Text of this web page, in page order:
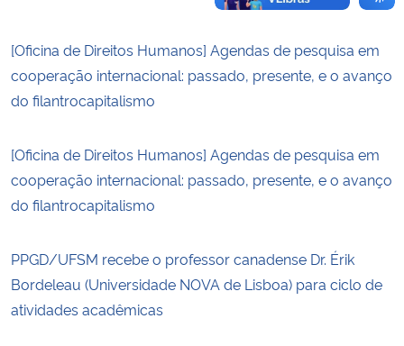
[Oficina de Direitos Humanos] Agendas de pesquisa em
cooperação internacional: passado, presente, e o avanço
do filantrocapitalismo
[Oficina de Direitos Humanos] Agendas de pesquisa em
cooperação internacional: passado, presente, e o avanço
do filantrocapitalismo
PPGD/UFSM recebe o professor canadense Dr. Érik
Bordeleau (Universidade NOVA de Lisboa) para ciclo de
atividades acadêmicas